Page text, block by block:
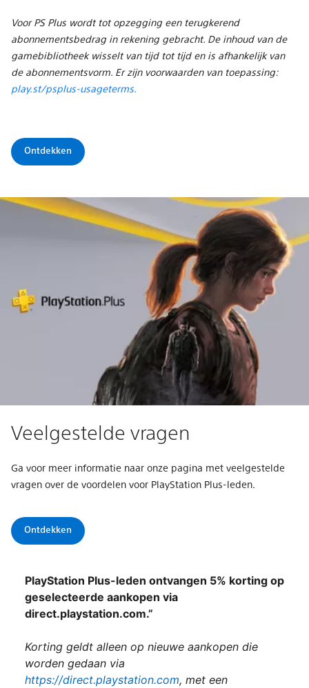
Voor PS Plus wordt tot opzegging een terugkerend
abonnementsbedrag in rekening gebracht. De inhoud van de
gamebibliotheek wisselt van tijd tot tijd en is afhankelijk van
de abonnementsvorm. Er zijn voorwaarden van toepassing:
play.st/psplus-usageterms.
Ontdekken
Veelgestelde vragen
Ga voor meer informatie naar onze pagina met veelgestelde
vragen over de voordelen voor PlayStation Plus-leden.
Ontdekken
PlayStation Plus-leden ontvangen 5% korting op
geselecteerde aankopen via
direct.playstation.com.”
Korting geldt alleen op nieuwe aankopen die
worden gedaan via
https://direct.playstation.com, met een